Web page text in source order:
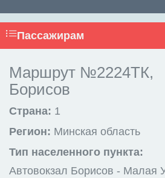
Пассажирам
Маршрут №2224ТК,
Борисов
Страна: 1
Регион: Минская область
Тип населенного пункта:
Автовокзал Борисов - Малая